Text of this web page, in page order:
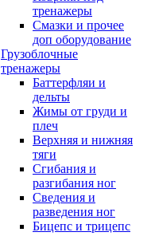
тренажеры
Смазки и прочее
доп оборудование
Грузоблочные
тренажеры
Баттерфляи и
дельты
Жимы от груди и
плеч
Верхняя и нижняя
тяги
Сгибания и
разгибания ног
Сведения и
разведения ног
Бицепс и трицепс